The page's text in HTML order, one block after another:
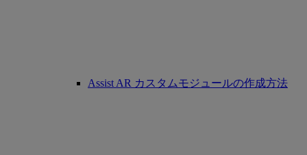
Assist AR カスタムモジュールの作成方法